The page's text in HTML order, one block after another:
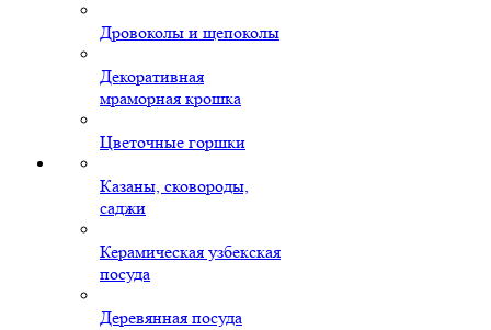
Дровоколы и щепоколы
Декоративная
мраморная крошка
Цветочные горшки
Казаны, сковороды,
саджи
Керамическая узбекская
посуда
Деревянная посуда